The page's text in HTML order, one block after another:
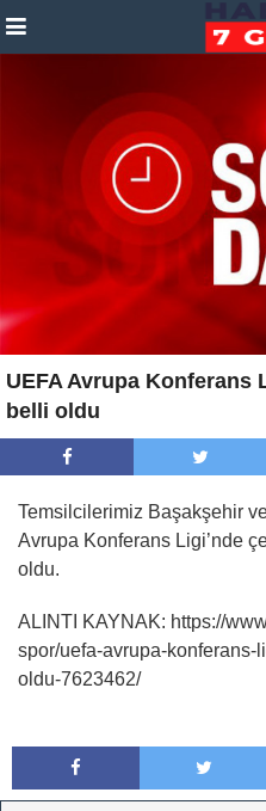
UEFA Avrupa Konferans
belli oldu
Temsilcilerimiz Başakşehir
Avrupa Konferans Ligi’nde
oldu.
ALINTI KAYNAK: https://
spor/uefa-avrupa-
oldu-7623462/